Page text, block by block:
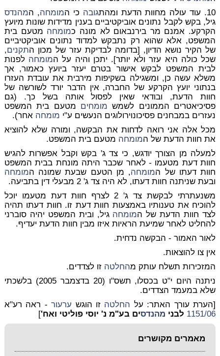
10. עוד עולה מחוות הדעת ומהת
גובה כי המומחה, המהנדס
גיל, בקש לקבל נתונים אוביקטיביים בענין מדידות שונות מיועץ
הקרקע. אמנם מר בירנבאום לא מונה כמומחה מטעם בית
המשפט, אלא שהוא רק נתבקש למדוד נתונים אוביקטיביים
של הקיר נושא הדיון, [בדומה לבדיקת עזר של מכון התקנים,
שכל כולה היא עזר ולא יותר]. יתכן והיה על המומחה לפנות
לבית המשפט לבקש אישור בטרם יעזר ביועץ כאמור, אך
משלא עשה כן, ומשגילה בשקיפות מירבית את עובדת העזרו
בנתוני יועץ הקרקע של החברה, אין הדבר יורד לשורשה של
חוות הדעת, ובודאי שאין לפסול אותה בשל כך. (גם
פסיכיאטרים הממונים לשמש מומחים מטעם בית המשפט
נעזרים במבחנים פסיכונוירולוגים הנעשים ע"י מומחה אחר).
מכל אלה אני רואה לדחות את הבקשה, ומורה שלא להוציא
את חוות הדעת של המומחה מטעם בית המשפט.
למעלה מן הצורך יודגש, כי צד ג' בקש וקבל אפשרות להגיש
חוות דעת מטעמו - לאחר שכבר היתה מונחת בבית המשפט
חוות דעתו של המומחה, מן הטעם שבעת שמונה המומחה
ובעת שניתנה חוות דעתו, לא היה צד ג' 2 מבעלי דין בתביעה.
משנעתרתי לבקשת צד ג' 2 לצרף חוות דעת מטעמו יוכל
להוכיח את טענותיו באמצעות חוות דעת זו. חוות דעתו תהיה
לצד חוות הדעת של המומחה גיל, ובית המשפט יהיה סוברני
להחליט לאחר שמיעת הראיות איזו מבין חוות הדעת יעדיף.
לאור האמור - הבקשה נדחית.
אין צו להוצאות.
המזכירות תשלח עותק מהחלטה זו לצדדים.
ניתנה היום י"ט בכסלו, תשס"ו (20 בדצמבר 2005) בלשכתי
שלא במעמד הצדדים.
[הערת עורך האתר: על החלטה זו הוגש ערעור- ראה רע"א
1151/06 לבני מהנדסים בע"מ נ' יוסי פוליטי ואח']
מאמרים מקושרים